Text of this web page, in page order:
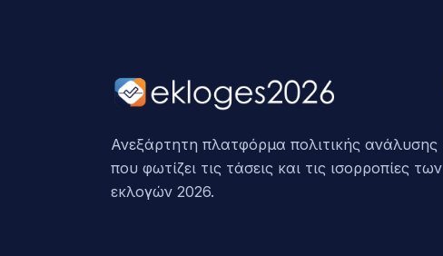
Ανεξάρτητη πλατφόρμα πολιτικής ανάλυσης
που φωτίζει τις τάσεις και τις ισορροπίες των
εκλογών 2026.